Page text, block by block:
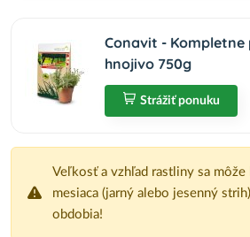
Conavit -
hnojivo 750g
Strážiť ponuku
Veľkosť a vzhľad rastliny sa
mesiaca (jarný alebo jesenný
obdobia!